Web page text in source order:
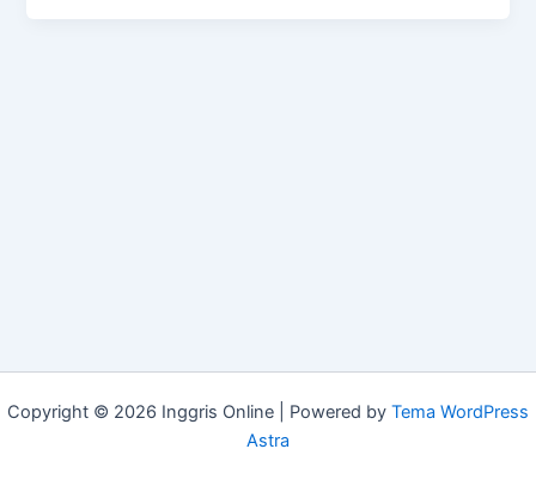
Copyright © 2026 Inggris Online | Powered by Tema WordPress
Astra